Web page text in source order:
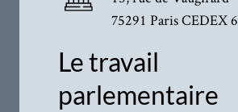
75291 Paris CEDEX 6
Le travail
parlementaire